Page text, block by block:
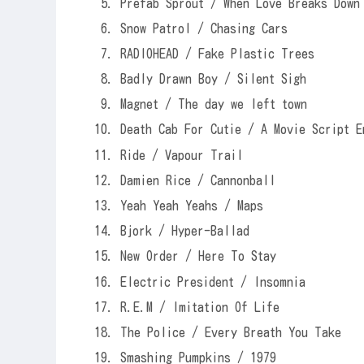
Prefab Sprout / When Love Breaks Down
Snow Patrol / Chasing Cars
RADIOHEAD / Fake Plastic Trees
Badly Drawn Boy / Silent Sigh
Magnet / The day we left town
Death Cab For Cutie / A Movie Script
Ride / Vapour Trail
Damien Rice / Cannonball
Yeah Yeah Yeahs / Maps
Bjork / Hyper-Ballad
New Order / Here To Stay
Electric President / Insomnia
R.E.M / Imitation Of Life
The Police / Every Breath You Take
Smashing Pumpkins / 1979